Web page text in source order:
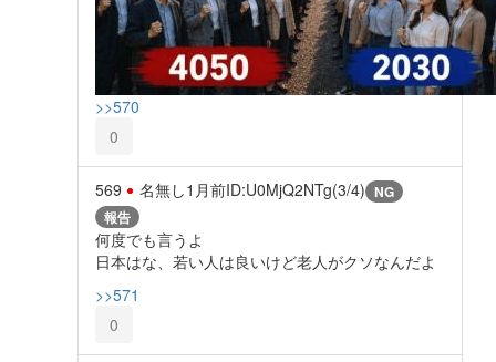
>>570
0
569 名無し1月前ID:U0MjQ2NTg(3/4) NG
報告
何度でも言うよ
日本はな、若い人は良いけど老人がクソなんだよ
>>571
0